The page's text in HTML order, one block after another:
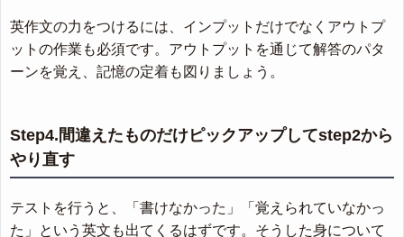
英作文の力をつけるには、インプットだけでなくアウトプ
ットの作業も必須です。アウトプットを通じて解答のパタ
ーンを覚え、記憶の定着も図りましょう。
Step4.間違えたものだけピックアップしてstep2から
やり直す
テストを行うと、「書けなかった」「覚えられていなかっ
た」という英文も出てくるはずです。そうした身について